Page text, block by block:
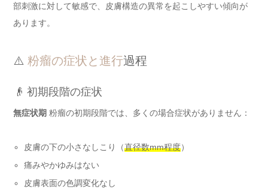
部刺激に対して敏感で、皮膚構造の異常を起こしやすい傾向が
あります。
⚠️ 粉瘤の症状と進行過程
👴 初期段階の症状
無症状期 粉瘤の初期段階では、多くの場合症状がありません：
皮膚の下の小さなしこり（直径数mm程度）
痛みやかゆみはない
皮膚表面の色調変化なし